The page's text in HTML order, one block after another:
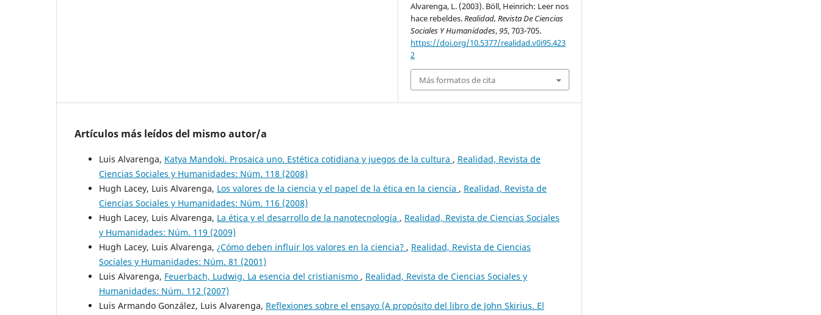
Alvarenga, L. (2003). Böll, Heinrich: Leer nos
hace rebeldes.Realidad, Revista De Ciencias
Sociales Y Humanidades,95, 703-705.
https://doi.org/10.5377/realidad.v0i95.423
2
Más formatos de cita
Artículos más leídos del mismo autor/a
Luis Alvarenga, Katya Mandoki. Prosaica uno. Estética cotidiana y juegos de la cultura , Realidad, Revista de
Ciencias Sociales y Humanidades: Núm. 118 (2008)
Hugh Lacey, Luis Alvarenga, Los valores de la ciencia y el papel de la ética en la ciencia , Realidad, Revista de
Ciencias Sociales y Humanidades: Núm. 116 (2008)
Hugh Lacey, Luis Alvarenga, La ética y el desarrollo de la nanotecnología , Realidad, Revista de Ciencias Sociales
y Humanidades: Núm. 119 (2009)
Hugh Lacey, Luis Alvarenga, ¿Cómo deben influir los valores en la ciencia? , Realidad, Revista de Ciencias
Sociales y Humanidades: Núm. 81 (2001)
Luis Alvarenga, Feuerbach, Ludwig. La esencia del cristianismo , Realidad, Revista de Ciencias Sociales y
Humanidades: Núm. 112 (2007)
Luis Armando González, Luis Alvarenga, Reflexiones sobre el ensayo (A propósito del libro de John Skirius. El